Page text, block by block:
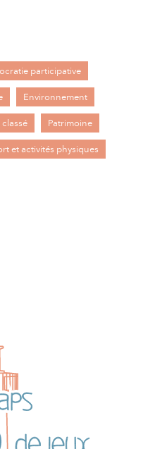
participative
Environnement
Patrimoine
et activités physiques